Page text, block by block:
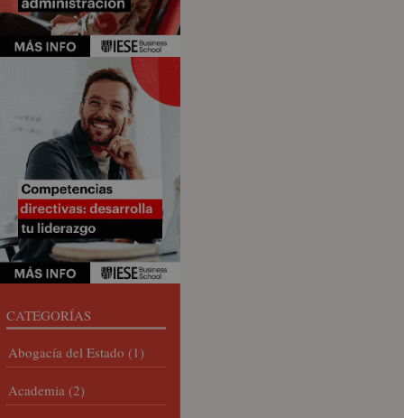
CATEGORÍAS
Abogacía del Estado (1)
Academia (2)